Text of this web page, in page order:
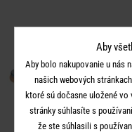
Aby
Aby bolo nakupovanie u nás
našich webových
ktoré sú dočasne uložené
stránky súhlasíte s
že ste súhlasili s